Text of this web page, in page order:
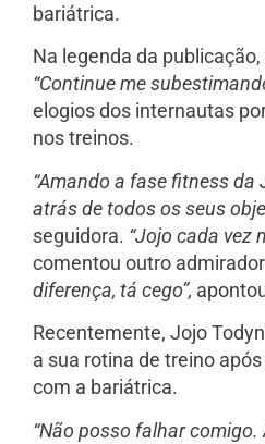
bariátrica.
Na legenda da
“Continue me
elogios dos internautas
nos treinos.
“Amando a fase fitness da
atrás de todos os seus
seguidora. “Jojo cada vez
comentou outro
diferença, tá cego”,
Recentemente, Jojo
a sua rotina de treino
com a bariátrica.
“Não posso falhar comigo.